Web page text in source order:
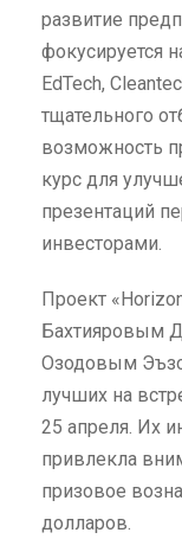
развитие
фокусируется
EdTech,
тщательного
возможность
курс для
презентаций
инвесторами.
Проект
Бахтияровым
Озодовым
лучших на
25 апреля. Их
привлекла
призовое
долларов.